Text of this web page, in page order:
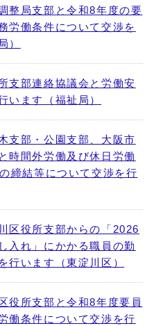
整局支部と令和8年度の要
労働条件について交渉を
）
支部連絡協議会と労働安
います（福祉局）
支部・公園支部、大阪市
時間外労働及び休日労働
締結等について交渉を行
区役所支部からの「2026
入れ」にかかる職員の勤
行います（東淀川区）
役所支部と令和8年度要員
働条件について交渉を行